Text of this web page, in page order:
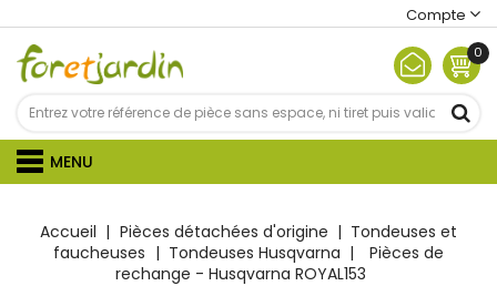
Compte
0
MENU
Accueil Pièces détachées d'origine
Tondeuses et
faucheuses
Tondeuses Husqvarna
Pièces de
rechange - Husqvarna ROYAL153